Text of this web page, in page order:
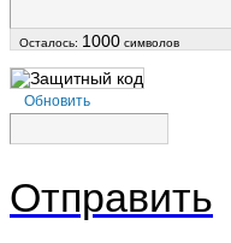
Осталось: 1000 символов
Обновить
Отправить